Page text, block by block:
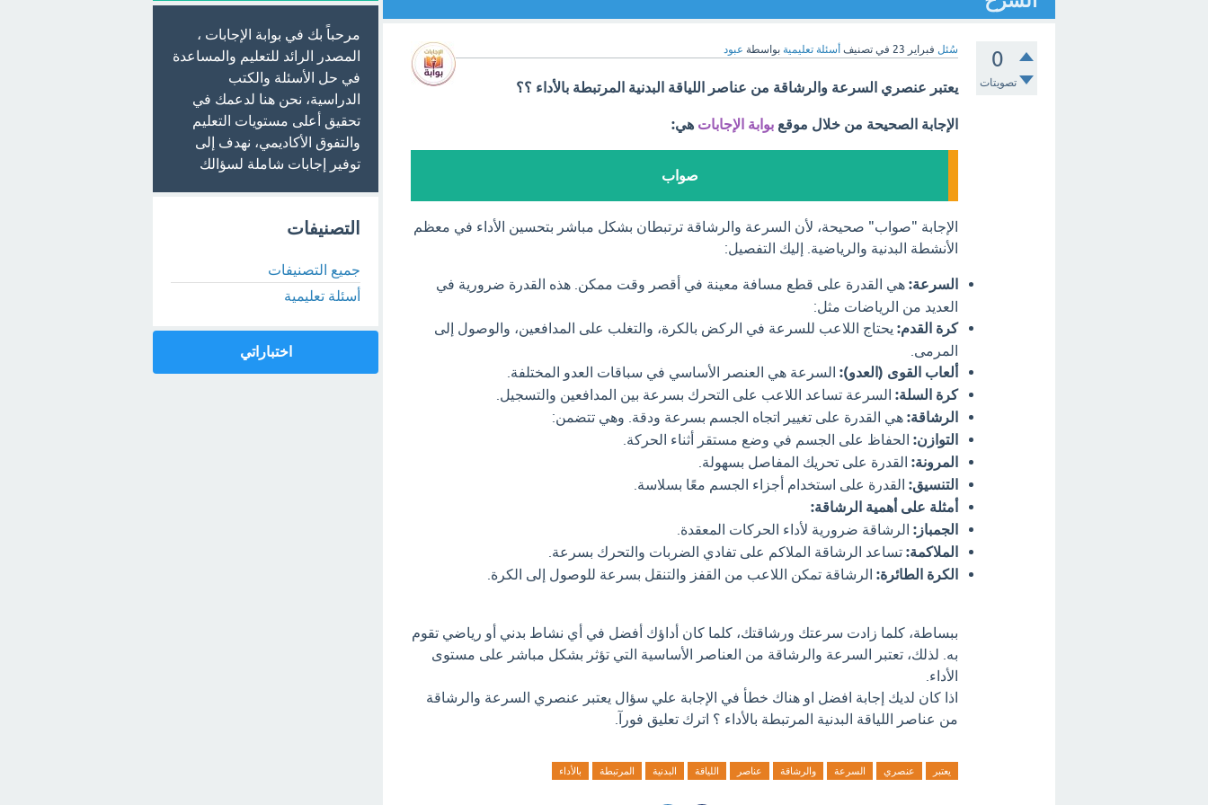
0
تصويتات
سُئل فبراير 23 في تصنيف أسئلة تعليمية بواسطة عبود
يعتبر عنصري السرعة والرشاقة من عناصر اللياقة البدنية المرتبطة بالأداء ؟؟
الإجابة الصحيحة من خلال موقع بوابة الإجابات هي:
صواب
الإجابة "صواب" صحيحة، لأن السرعة والرشاقة ترتبطان بشكل مباشر بتحسين الأداء في معظم
الأنشطة البدنية والرياضية. إليك التفصيل:
السرعة: هي القدرة على قطع مسافة معينة في أقصر وقت ممكن. هذه القدرة ضرورية في
العديد من الرياضات مثل:
كرة القدم: يحتاج اللاعب للسرعة في الركض بالكرة، والتغلب على المدافعين، والوصول إلى
المرمى.
ألعاب القوى (العدو): السرعة هي العنصر الأساسي في سباقات العدو المختلفة.
كرة السلة: السرعة تساعد اللاعب على التحرك بسرعة بين المدافعين والتسجيل.
الرشاقة: هي القدرة على تغيير اتجاه الجسم بسرعة ودقة. وهي تتضمن:
التوازن: الحفاظ على الجسم في وضع مستقر أثناء الحركة.
المرونة: القدرة على تحريك المفاصل بسهولة.
التنسيق: القدرة على استخدام أجزاء الجسم معًا بسلاسة.
أمثلة على أهمية الرشاقة:
الجمباز: الرشاقة ضرورية لأداء الحركات المعقدة.
الملاكمة: تساعد الرشاقة الملاكم على تفادي الضربات والتحرك بسرعة.
الكرة الطائرة: الرشاقة تمكن اللاعب من القفز والتنقل بسرعة للوصول إلى الكرة.
ببساطة، كلما زادت سرعتك ورشاقتك، كلما كان أداؤك أفضل في أي نشاط بدني أو رياضي تقوم
به. لذلك، تعتبر السرعة والرشاقة من العناصر الأساسية التي تؤثر بشكل مباشر على مستوى
الأداء.
اذا كان لديك إجابة افضل او هناك خطأ في الإجابة علي سؤال يعتبر عنصري السرعة والرشاقة
من عناصر اللياقة البدنية المرتبطة بالأداء ؟ اترك تعليق فورآ.
يعتبر عنصري السرعة والرشاقة عناصر اللياقة البدنية المرتبطة بالأداء
مرحباً بك في بوابة الإجابات ،
المصدر الرائد للتعليم والمساعدة
في حل الأسئلة والكتب
الدراسية، نحن هنا لدعمك في
تحقيق أعلى مستويات التعليم
والتفوق الأكاديمي، نهدف إلى
توفير إجابات شاملة لسؤالك
التصنيفات
جميع التصنيفات
أسئلة تعليمية
اختباراتي